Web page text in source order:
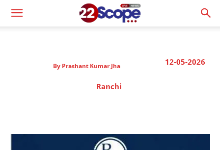
12-05-2026
By Prashant Kumar Jha
Ranchi